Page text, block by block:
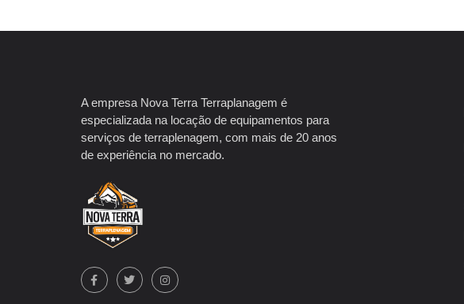
A empresa Nova Terra Terraplanagem é
especializada na locação de equipamentos para
serviços de terraplenagem, com mais de 20 anos
de experiência no mercado.